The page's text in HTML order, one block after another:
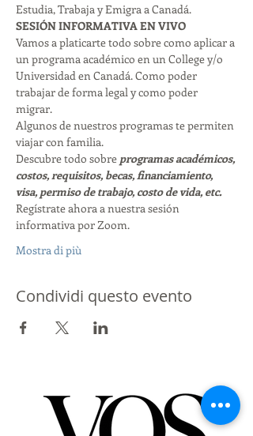
Estudia, Trabaja y Emigra a Canadá.
SESIÓN INFORMATIVA EN VIVO
Vamos a platicarte todo sobre como aplicar a
un programa académico en un College y/o
Universidad en Canadá. Como poder
trabajar de forma legal y como poder
migrar.
Algunos de nuestros programas te permiten
viajar con familia.
Descubre todo sobre programas académicos,
costos, requisitos, becas, financiamiento,
visa, permiso de trabajo, costo de vida, etc.
Regístrate ahora a nuestra sesión
informativa por Zoom.
Mostra di più
Condividi questo evento